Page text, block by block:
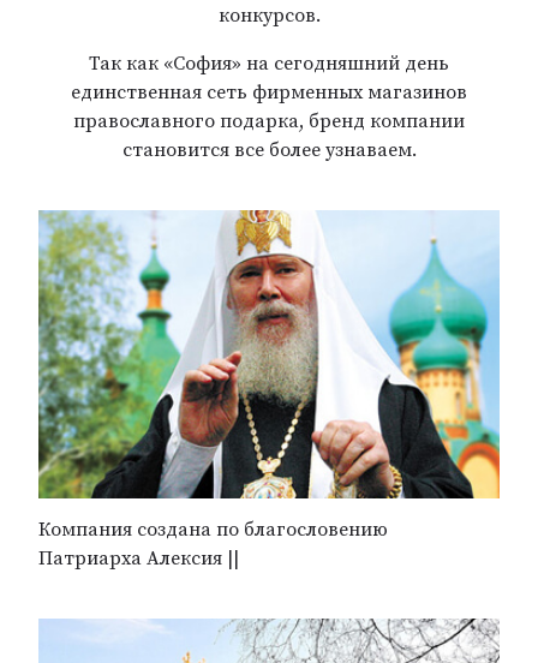
конкурсов.
Так как «София» на сегодняшний день
единственная сеть фирменных магазинов
православного подарка, бренд компании
становится все более узнаваем.
Компания создана по благословению
Патриарха Алексия ||